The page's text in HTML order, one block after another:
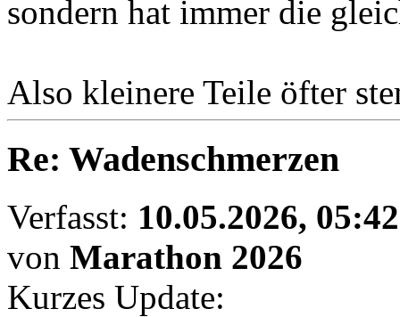
sondern hat immer die
Also kleinere Teile öfter
Re: Wadenschmerzen
Verfasst: 10.05.2026, 05:42
von Marathon 2026
Kurzes Update: